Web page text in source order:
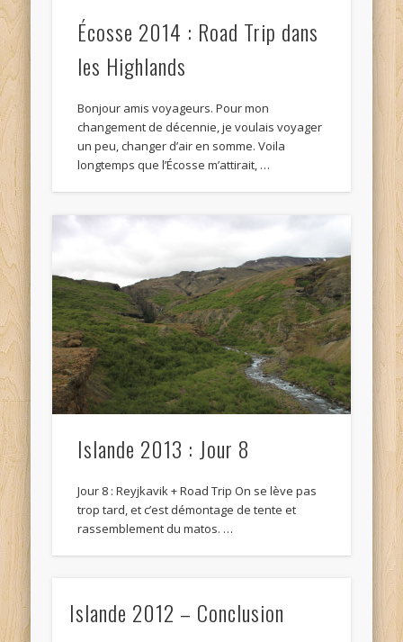
Écosse 2014 : Road Trip dans
les Highlands
Bonjour amis voyageurs. Pour mon
changement de décennie, je voulais voyager
un peu, changer d’air en somme. Voila
longtemps que l’Écosse m’attirait, …
Islande 2013 : Jour 8
Jour 8 : Reyjkavik + Road Trip On se lève pas
trop tard, et c’est démontage de tente et
rassemblement du matos. …
Islande 2012 – Conclusion